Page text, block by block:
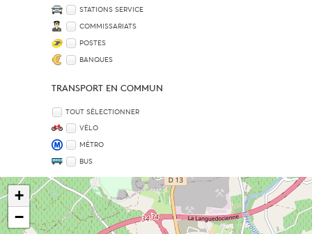
STATIONS SERVICE
COMMISSARIATS
POSTES
BANQUES
TRANSPORT EN COMMUN
TOUT SÉLECTIONNER
VÉLO
MÉTRO
BUS
+
−